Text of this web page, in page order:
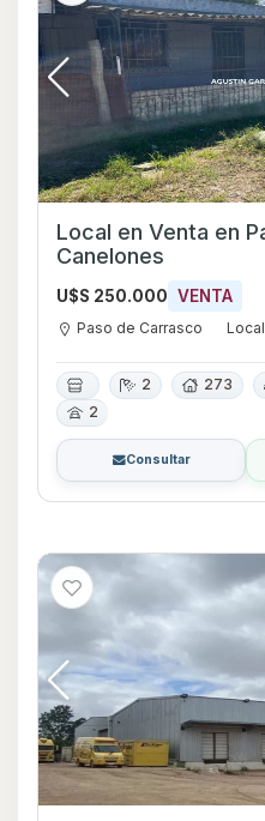
Local en Venta en Paso de Carrasco,
Canelones
U$S 250.000 VENTA
Paso de Carrasco Local
2 273
2
Consultar